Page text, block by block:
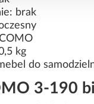
brak
kg
do
3-190